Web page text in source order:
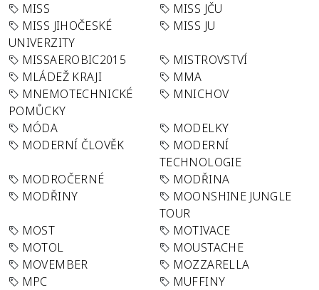
MISS
MISS JČU
MISS JIHOČESKÉ
UNIVERZITY
MISS JU
MISSAEROBIC2015
MISTROVSTVÍ
MLÁDEŽ KRAJI
MMA
MNEMOTECHNICKÉ
POMŮCKY
MNICHOV
MÓDA
MODELKY
MODERNÍ ČLOVĚK
MODERNÍ
TECHNOLOGIE
MODROČERNÉ
MODŘINA
MODŘINY
MOONSHINE JUNGLE
TOUR
MOST
MOTIVACE
MOTOL
MOUSTACHE
MOVEMBER
MOZZARELLA
MPC
MUFFINY